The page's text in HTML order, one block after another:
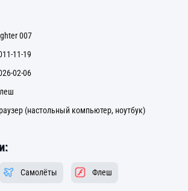
007
11-19
02-06
(настольный компьютер, ноутбук)
Самолёты Флеш